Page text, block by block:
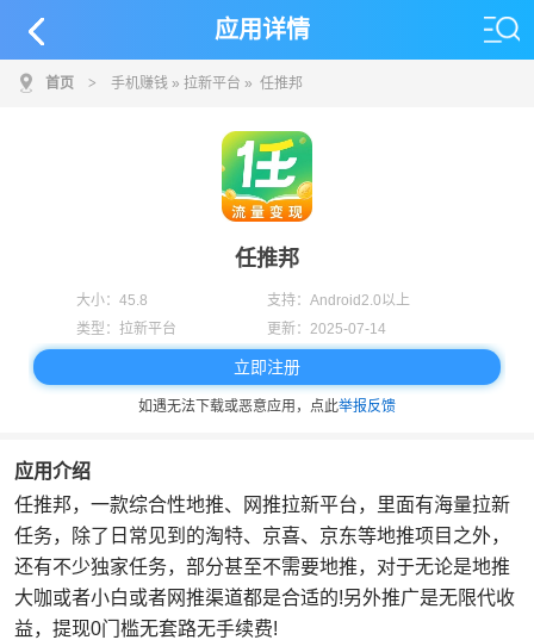
应用详情
首页 > 手机赚钱 » 拉新平台 » 任推邦
任推邦
大小： 45.8 支持： Android2.0以上
类型： 拉新平台 更新： 2025-07-14
立即注册
如遇无法下载或恶意应用，点此举报反馈
应用介绍
任推邦，一款综合性地推、网推拉新平台，里面有海量拉新
任务，除了日常见到的淘特、京喜、京东等地推项目之外，
还有不少独家任务，部分甚至不需要地推，对于无论是地推
大咖或者小白或者网推渠道都是合适的!另外推广是无限代收
益，提现0门槛无套路无手续费!